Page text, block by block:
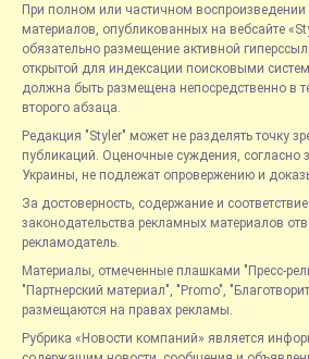
При полном или частичном
материалов, опубликованных на вебсайте
обязательно размещение активной
открытой для индексации поисковыми
должна быть размещена непосредственно в
второго абзаца.
Редакция "Styler" может не разделять точку
публикаций. Оценочные суждения, согласно
Украины, не подлежат опровержению и
За достоверность, содержание и
законодательства рекламных материалов
рекламодатель.
Материалы, отмеченные плашками "Пресс-
"Партнерский материал", "Promo",
размещаются на правах рекламы.
Рубрика «Новости компаний» является